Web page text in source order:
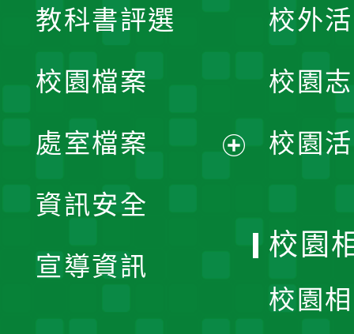
單
教科書評選
校園檔案
處室檔案
資訊安全
宣導資訊
校外
校園
校園
校園
校園